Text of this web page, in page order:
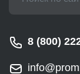
8 (800)